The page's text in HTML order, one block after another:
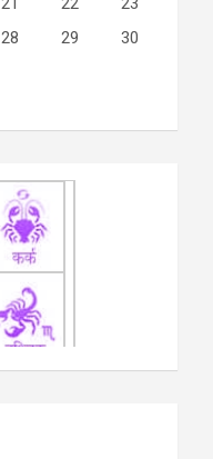
28 29
30